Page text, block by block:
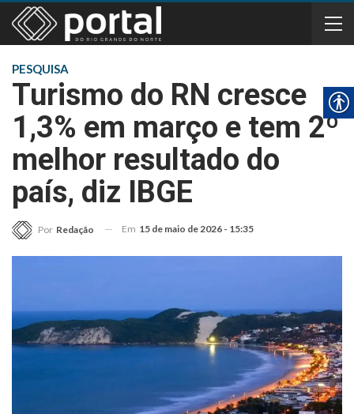
PESQUISA
Turismo do RN cresce
1,3% em março e tem 2º
melhor resultado do
país, diz IBGE
Por Redação Em 15 de maio de 2026 - 15:35